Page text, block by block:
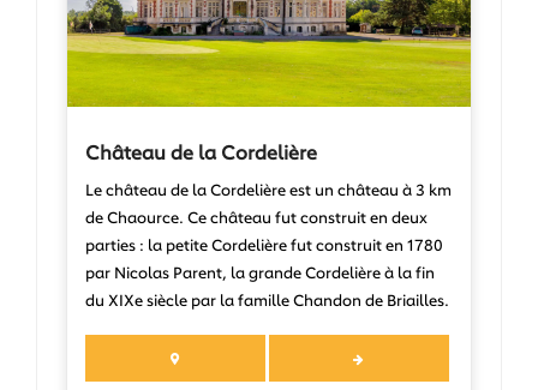
Château de la Cordelière
Le château de la Cordelière est un château à 3 km
de Chaource. Ce château fut construit en deux
parties : la petite Cordelière fut construit en 1780
par Nicolas Parent, la grande Cordelière à la fin
du XIXe siècle par la famille Chandon de Briailles.